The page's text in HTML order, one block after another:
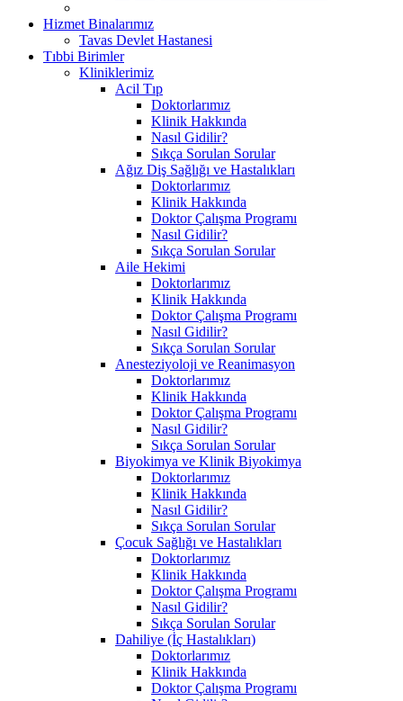
Hizmet Binalarımız
Tavas Devlet Hastanesi
Tıbbi Birimler
Kliniklerimiz
Acil Tıp
Doktorlarımız
Klinik Hakkında
Nasıl Gidilir?
Sıkça Sorulan Sorular
Ağız Diş Sağlığı ve Hastalıkları
Doktorlarımız
Klinik Hakkında
Doktor Çalışma Programı
Nasıl Gidilir?
Sıkça Sorulan Sorular
Aile Hekimi
Doktorlarımız
Klinik Hakkında
Doktor Çalışma Programı
Nasıl Gidilir?
Sıkça Sorulan Sorular
Anesteziyoloji ve Reanimasyon
Doktorlarımız
Klinik Hakkında
Doktor Çalışma Programı
Nasıl Gidilir?
Sıkça Sorulan Sorular
Biyokimya ve Klinik Biyokimya
Doktorlarımız
Klinik Hakkında
Nasıl Gidilir?
Sıkça Sorulan Sorular
Çocuk Sağlığı ve Hastalıkları
Doktorlarımız
Klinik Hakkında
Doktor Çalışma Programı
Nasıl Gidilir?
Sıkça Sorulan Sorular
Dahiliye (İç Hastalıkları)
Doktorlarımız
Klinik Hakkında
Doktor Çalışma Programı